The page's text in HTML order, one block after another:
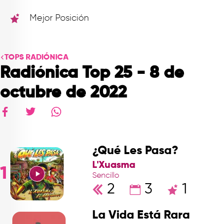
Mejor Posición
TOPS RADIÓNICA
Radiónica Top 25 - 8 de
octubre de 2022
1
¿Qué Les Pasa?
L'Xuasma
Sencillo
2 3 1
La Vida Está Rara